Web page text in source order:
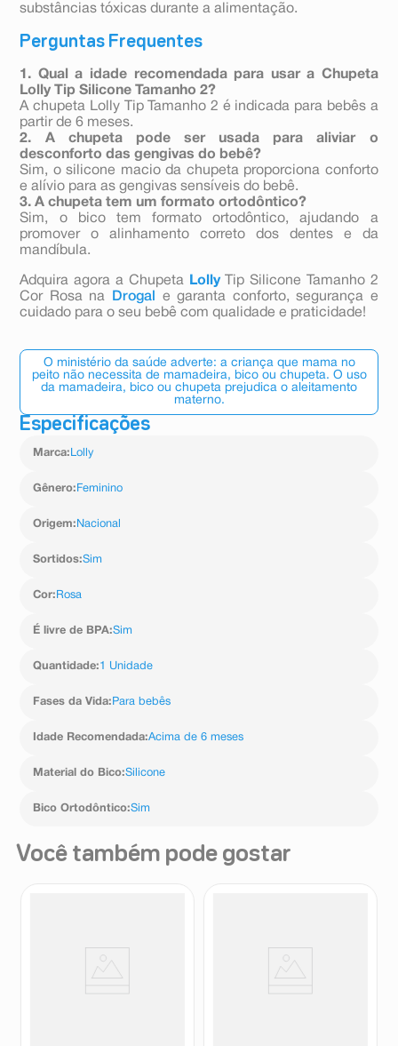
substâncias tóxicas durante a alimentação.
Perguntas Frequentes
1. Qual a idade recomendada para usar a Chupeta
Lolly Tip Silicone Tamanho 2?
A chupeta Lolly Tip Tamanho 2 é indicada para bebês a
partir de 6 meses.
2. A chupeta pode ser usada para aliviar o
desconforto das gengivas do bebê?
Sim, o silicone macio da chupeta proporciona conforto
e alívio para as gengivas sensíveis do bebê.
3. A chupeta tem um formato ortodôntico?
Sim, o bico tem formato ortodôntico, ajudando a
promover o alinhamento correto dos dentes e da
mandíbula.
Adquira agora a ChupetaLolly
Tip Silicone Tamanho 2
Cor Rosa na
Drogal
e garanta conforto, segurança e
cuidado para o seu bebê com qualidade e praticidade!
O ministério da saúde adverte: a criança que mama no
peito não necessita de mamadeira, bico ou chupeta. O uso
da mamadeira, bico ou chupeta prejudica o aleitamento
materno.
Especificações
Marca: Lolly
Gênero: Feminino
Origem: Nacional
Sortidos:Sim
Cor: Rosa
É livre de BPA:Sim
Quantidade:1 Unidade
Fases da Vida: Para bebês
Idade Recomendada:Acima de 6 meses
Material do Bico:Silicone
Bico Ortodôntico:Sim
Você também pode gostar